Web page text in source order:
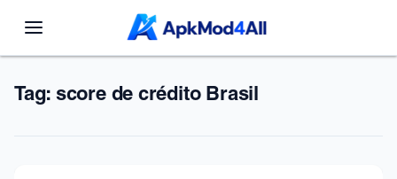
Tag: score de crédito Brasil